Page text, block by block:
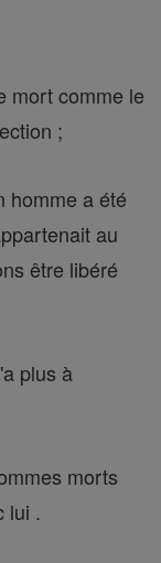
mort comme le
;
homme a été
au
être libéré
plus à
morts
lui .